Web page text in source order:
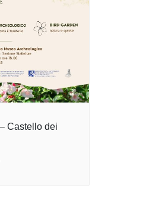
Castello dei